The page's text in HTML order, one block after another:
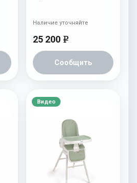
25 200 e
Сообщить
Наличие уточняйте
Видео